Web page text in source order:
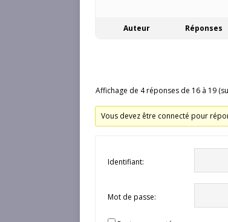
Auteur Réponses
Affichage de 4 réponses de 16 à 19
Vous devez être connecté pour
Identifiant:
Mot de passe: